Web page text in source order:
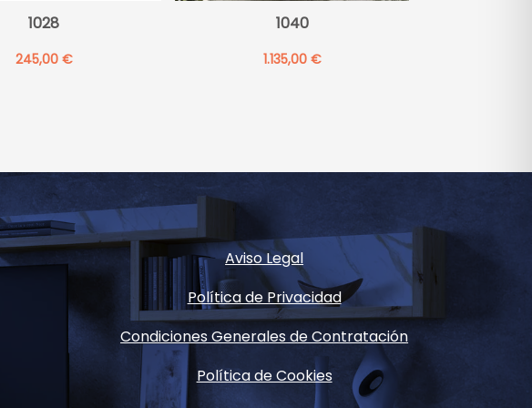
1028
245,00 €
1040
1.135,00 €
Aviso Legal
Política de Privacidad
Condiciones Generales de Contratación
Política de Cookies